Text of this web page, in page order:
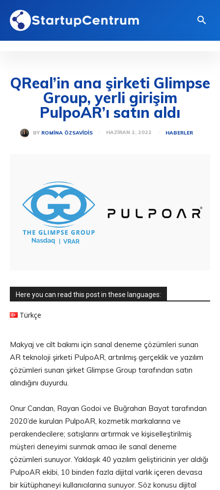
QReal’in ana şirketi Glimpse
Group, yerli girişim
PulpoAR’ı satın aldı
BY ROMINA ÖZSAVIDIS HAZIRAN 2, 2022 HABERLER
Here you can read this post in these languages:
Türkçe
Makyaj ve cilt bakımı için sanal deneme çözümleri sunan
AR teknoloji şirketi PulpoAR, artırılmış gerçeklik ve yazılım
çözümleri sunan şirket Glimpse Group tarafından satın
alındığını duyurdu.
Onur Candan, Rayan Godoi ve Buğrahan Bayat tarafından
2020’de kurulan PulpoAR, kozmetik markalarına ve
perakendecilere; satışlarını artırmak ve kişiselleştirilmiş
müşteri deneyimi sunmak amacı ile sanal deneme
çözümleri sunuyor. Yaklaşık 40 yazılım geliştiricinin yer aldığı
PulpoAR ekibi, 10 binden fazla dijital varlık içeren devasa
bir kütüphaneyi kullanıcılarına sunuyor. Söz konusu dijital